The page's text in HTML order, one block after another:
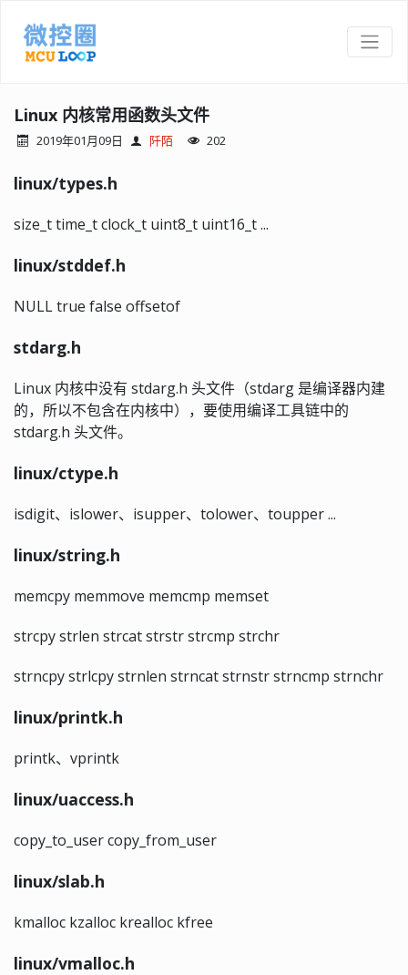
Linux 内核常用函数头文件
2019年01月09日 阡陌 202
linux/types.h
size_t time_t clock_t uint8_t uint16_t ...
linux/stddef.h
NULL true false offsetof
stdarg.h
Linux 内核中没有 stdarg.h 头文件（stdarg 是编译器内建
的，所以不包含在内核中），要使用编译工具链中的
stdarg.h 头文件。
linux/ctype.h
isdigit、islower、isupper、tolower、toupper ...
linux/string.h
memcpy memmove memcmp memset
strcpy strlen strcat strstr strcmp strchr
strncpy strlcpy strnlen strncat strnstr strncmp strnchr
linux/printk.h
printk、vprintk
linux/uaccess.h
copy_to_user copy_from_user
linux/slab.h
kmalloc kzalloc krealloc kfree
linux/vmalloc.h